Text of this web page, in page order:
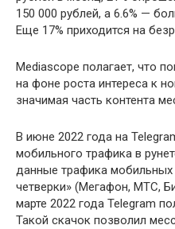
150 000 рублей, а 6.6% —
Еще 17% приходится на
Mediascope полагает, что
на фоне роста интереса к
значимая часть контента
В июне 2022 года на
мобильного трафика в
данные трафика
четверки» (Мегафон, МТС,
марте 2022 года Telegram
Такой скачок позволил